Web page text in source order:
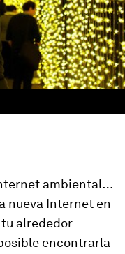
ambiental…
nueva Internet en
tu alrededor
encontrarla